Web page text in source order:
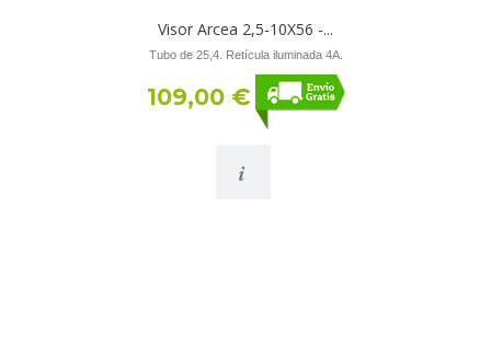
Visor Arcea 2,5-10X56 -...
Tubo de 25,4. Retícula iluminada 4A.
109,00 €
i